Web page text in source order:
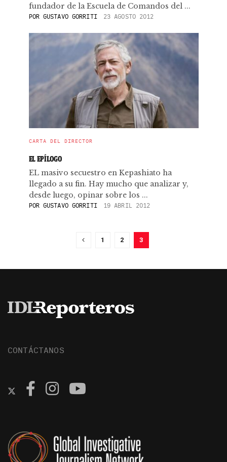
fundador de la Escuela de Comandos del ...
POR GUSTAVO GORRITI 23 AGOSTO 2012
CARTA DEL DIRECTOR
EL EPÍLOGO
EL masivo secuestro en Kepashiato ha
llegado a su fin. Hay mucho que analizar y,
desde luego, opinar sobre los ...
POR GUSTAVO GORRITI 19 ABRIL 2012
1 2 3
CONTÁCTANOS